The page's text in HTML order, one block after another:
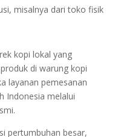
misalnya dari toko fisik
kopi lokal yang
di warung kopi
layanan pemesanan
Indonesia melalui
pertumbuhan besar,